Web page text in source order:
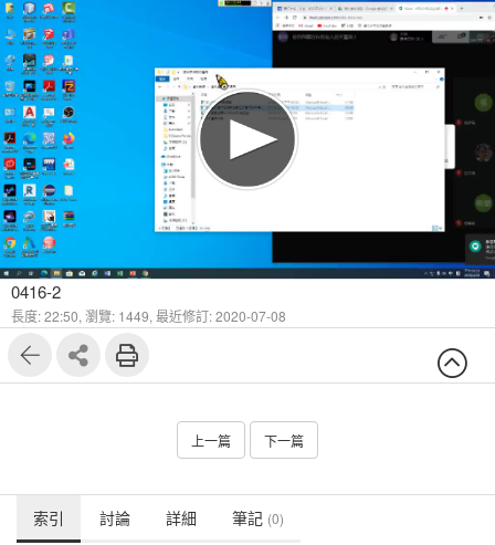
0416-2
長度: 22:50, 瀏覽: 1449, 最近修訂: 2020-07-08
上一篇 下一篇
索引 討論 詳細 筆記 (0)